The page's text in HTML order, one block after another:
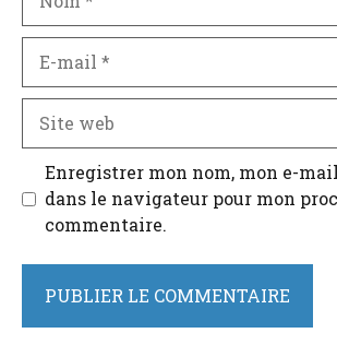
mail
Site
web
Enregistrer mon nom, mon e-
dans le navigateur pour mon
commentaire.